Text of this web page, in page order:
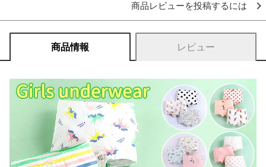
商品レビューを投稿するには
商品情報 レビュー